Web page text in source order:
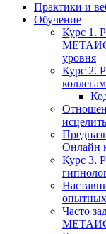
Практики и
Обучение
Курс 1.
уровня
Курс 2.
Онлайн
Курс 3.
опытных
Часто